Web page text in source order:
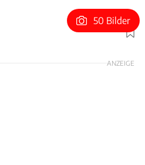
Foto: Pixabay/Apple/Montage Seibt
50 Bilder
ANZEIGE